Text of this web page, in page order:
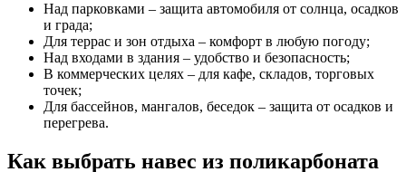
Над парковками – защита автомобиля от солнца, осадков
и града;
Для террас и зон отдыха – комфорт в любую погоду;
Над входами в здания – удобство и безопасность;
В коммерческих целях – для кафе, складов, торговых
точек;
Для бассейнов, мангалов, беседок – защита от осадков и
перегрева.
Как выбрать навес из поликарбоната